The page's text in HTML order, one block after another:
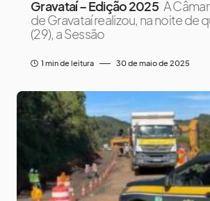
Gravataí – Edição 2025 A
de Gravataí realizou, na noite de
(29), a Sessão
1 min de leitura 30 de maio de 2025